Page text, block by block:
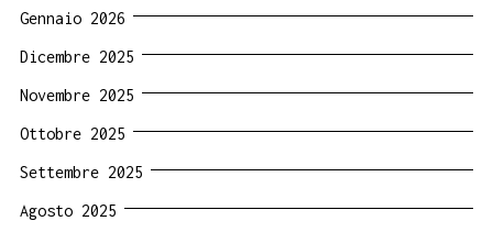
Gennaio 2026
Dicembre 2025
Novembre 2025
Ottobre 2025
Settembre 2025
Agosto 2025